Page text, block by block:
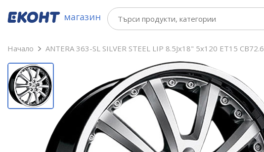
магазин
Начало ANTERA 363-SL SILVER STEEL LIP 8.5Jx18" 5x120 ET15 CB72.6